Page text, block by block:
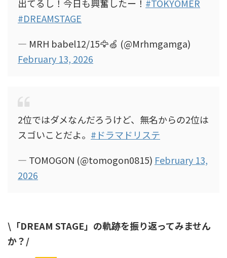
出てるし！今日も興奮したー！ #TOKYOMER
#DREAMSTAGE
— MRH babel12/15🦅🍏 (@Mrhmgamga)
February 13, 2026
2位ではダメなんだろうけど、無名からの2位は
スゴいことだよ。 #ドラマドリステ
— TOMOGON (@tomogon0815) February 13,
2026
\「DREAM STAGE」の軌跡を振り返ってみません
か？/